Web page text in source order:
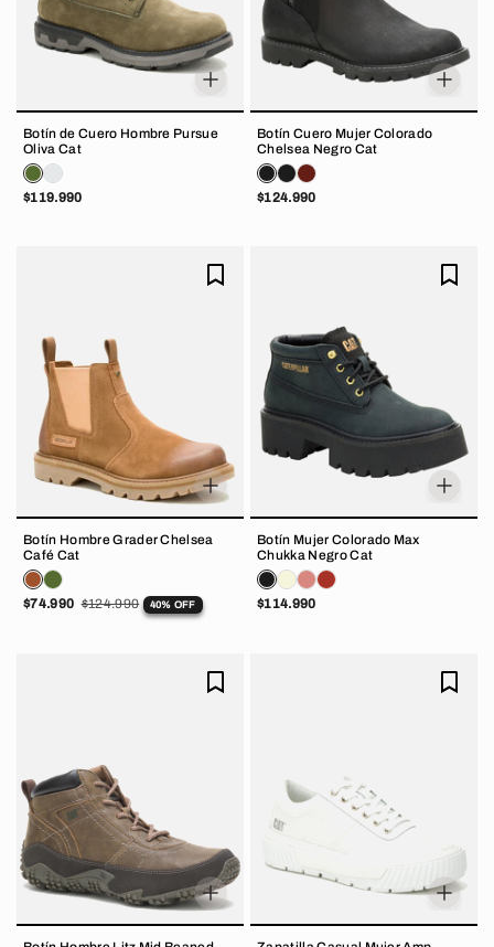
Botín de Cuero Hombre Pursue
Oliva Cat
$119.990
Botín Cuero Mujer Colorado
Chelsea Negro Cat
$124.990
Botín Hombre Grader Chelsea
Café Cat
$74.990 $124.990 40% OFF
Botín Mujer Colorado Max
Chukka Negro Cat
$114.990